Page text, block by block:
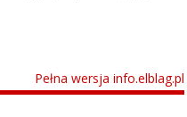
Pełna wersja info.elblag.pl